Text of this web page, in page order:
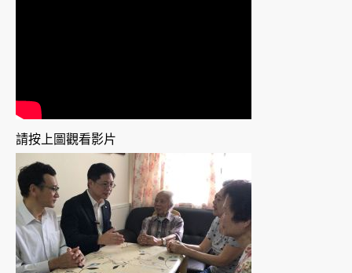
請按上圖觀看影片